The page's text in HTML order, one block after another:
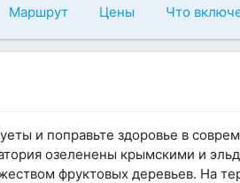
Маршрут Цены Что
и поправьте здоровье в
озеленены крымскими и
фруктовых деревьев. На